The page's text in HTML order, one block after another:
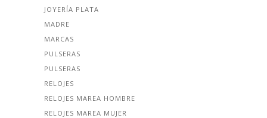
JOYERÍA PLATA
MADRE
MARCAS
PULSERAS
PULSERAS
RELOJES
RELOJES MAREA HOMBRE
RELOJES MAREA MUJER